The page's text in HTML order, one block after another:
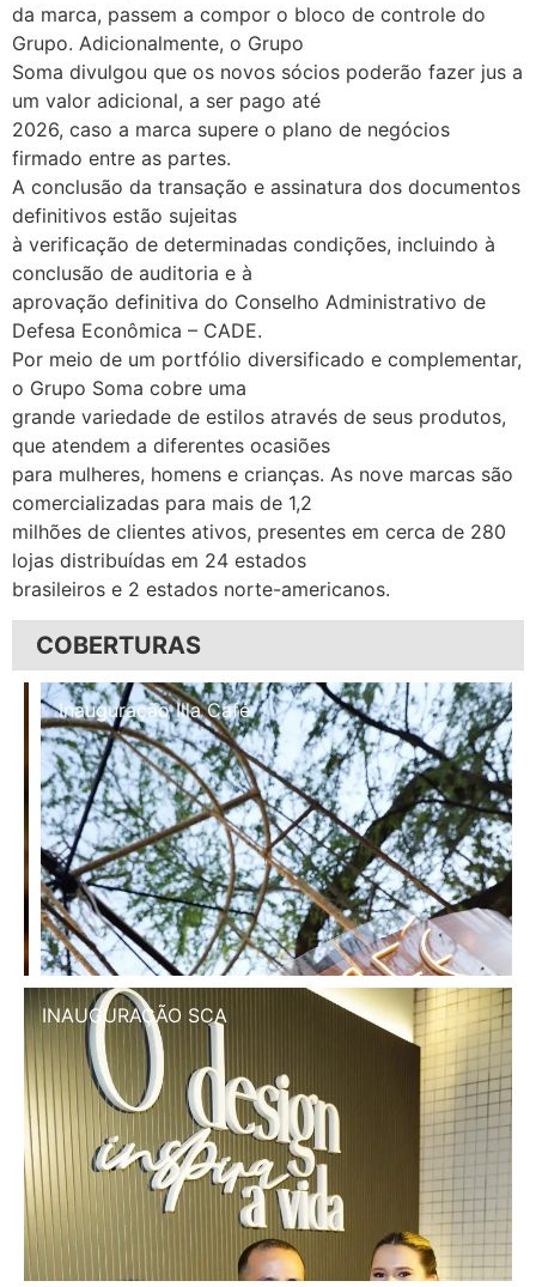
da marca, passem a compor o bloco de controle do
Grupo. Adicionalmente, o Grupo
Soma divulgou que os novos sócios poderão fazer jus a
um valor adicional, a ser pago até
2026, caso a marca supere o plano de negócios
firmado entre as partes.
A conclusão da transação e assinatura dos documentos
definitivos estão sujeitas
à verificação de determinadas condições, incluindo à
conclusão de auditoria e à
aprovação definitiva do Conselho Administrativo de
Defesa Econômica – CADE.
Por meio de um portfólio diversificado e complementar,
o Grupo Soma cobre uma
grande variedade de estilos através de seus produtos,
que atendem a diferentes ocasiões
para mulheres, homens e crianças. As nove marcas são
comercializadas para mais de 1,2
milhões de clientes ativos, presentes em cerca de 280
lojas distribuídas em 24 estados
brasileiros e 2 estados norte-americanos.
COBERTURAS
Inauguração Illa Café
INAUGURAÇÃO SCA